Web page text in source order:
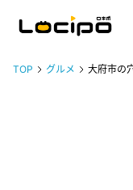
TOP グルメ 大府市の